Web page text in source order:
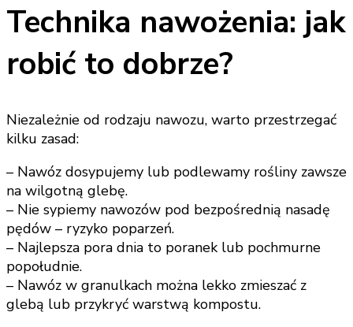
Technika nawożenia: jak
robić to dobrze?
Niezależnie od rodzaju nawozu, warto przestrzegać
kilku zasad:
– Nawóz dosypujemy lub podlewamy rośliny zawsze
na wilgotną glebę.
– Nie sypiemy nawozów pod bezpośrednią nasadę
pędów – ryzyko poparzeń.
– Najlepsza pora dnia to poranek lub pochmurne
popołudnie.
– Nawóz w granulkach można lekko zmieszać z
glebą lub przykryć warstwą kompostu.